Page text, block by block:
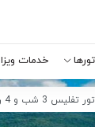
تورها خدمات ویزا
تور تفلیس 3 شب و 4 روز (ویژه نوروز 1405)